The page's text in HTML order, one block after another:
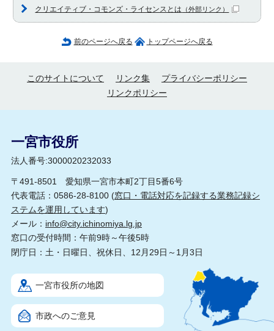
クリエイティブ・コモンズ・ライセンスとは （外部リンク）
前のページへ戻る トップページへ戻る
このサイトについて リンク集
プライバシーポリシー
リンクポリシー
一宮市役所
法人番号:3000020232033
〒491-8501 愛知県一宮市本町2丁目5番6号
代表電話：0586-28-8100 (窓口・電話対応を記録する業務記録シ
ステムを運用しています)
メール： info@city.ichinomiya.lg.jp
窓口の受付時間：午前9時～午後5時
閉庁日：土・日曜日、祝休日、12月29日～1月3日
一宮市役所の地図
市政へのご意見